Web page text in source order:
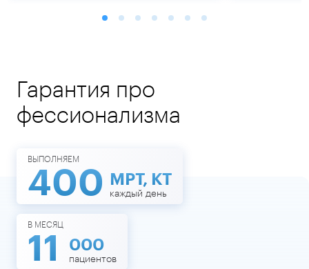
Подробнее
Гарантия про
фессионализма
ВЫПОЛНЯЕМ
400 МРТ, КТ
каждый день
В МЕСЯЦ
11 000
пациентов